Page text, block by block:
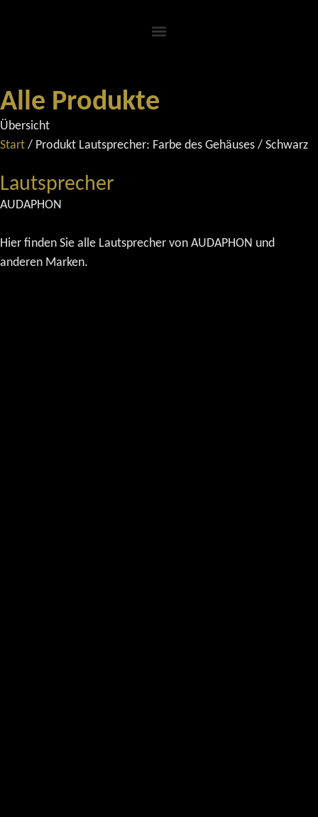
Alle Produkte
Übersicht
Start / Produkt Lautsprecher: Farbe des Gehäuses / Schwarz
Lautsprecher
AUDAPHON
Hier finden Sie alle Lautsprecher von AUDAPHON und
anderen Marken.